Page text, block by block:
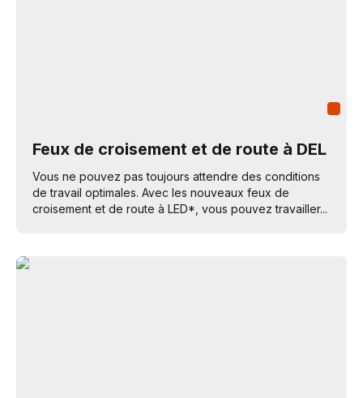
Feux de croisement et de route à DEL
Vous ne pouvez pas toujours attendre des conditions
de travail optimales. Avec les nouveaux feux de
croisement et de route à LED*, vous pouvez travailler...